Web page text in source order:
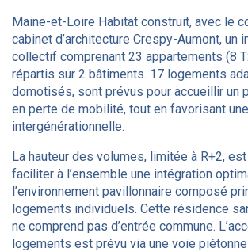
Maine-et-Loire Habitat construit, avec le
cabinet d’architecture Crespy-Aumont, un
collectif comprenant 23 appartements (8
répartis sur 2 bâtiments. 17 logements
domotisés, sont prévus pour accueillir un
en perte de mobilité, tout en favorisant
intergénérationnelle.
La hauteur des volumes, limitée à R+2,
faciliter à l’ensemble une intégration
l’environnement pavillonnaire composé
logements individuels. Cette résidence
ne comprend pas d’entrée commune.
logements est prévu via une voie